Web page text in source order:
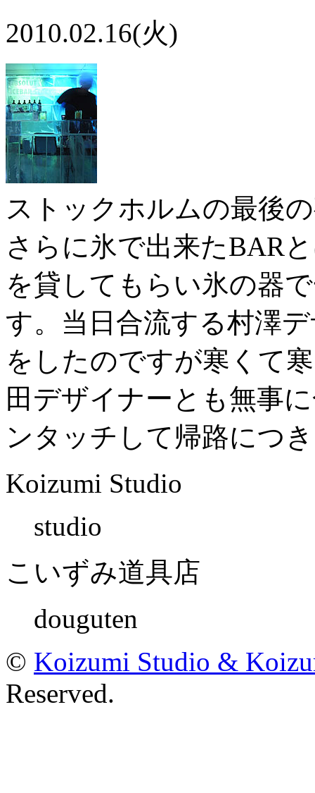
2010.02.16(火)
ストックホルムの最後
さらに氷で出来たBAR
を貸してもらい氷の器
す。当日合流する村澤
をしたのですが寒くて
田デザイナーとも無事
ンタッチして帰路につ
Koizumi Studio
studio
こいずみ道具店
douguten
© Koizumi Studio &
Reserved.